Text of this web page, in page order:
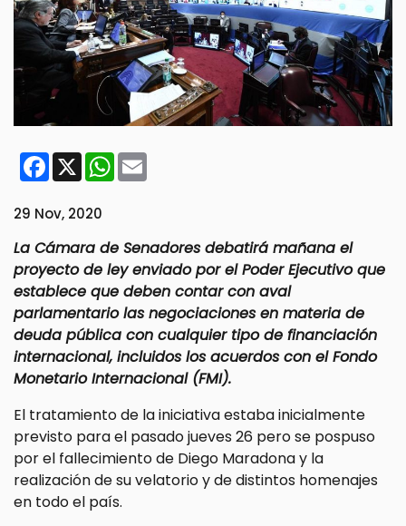
Facebook
X WhatsApp
Email
29 Nov, 2020
La Cámara de Senadores debatirá mañana el
proyecto de ley enviado por el Poder Ejecutivo que
establece que deben contar con aval
parlamentario las negociaciones en materia de
deuda pública con cualquier tipo de financiación
internacional, incluidos los acuerdos con el Fondo
Monetario Internacional (FMI).
El tratamiento de la iniciativa estaba inicialmente
previsto para el pasado jueves 26 pero se pospuso
por el fallecimiento de Diego Maradona y la
realización de su velatorio y de distintos homenajes
en todo el país.